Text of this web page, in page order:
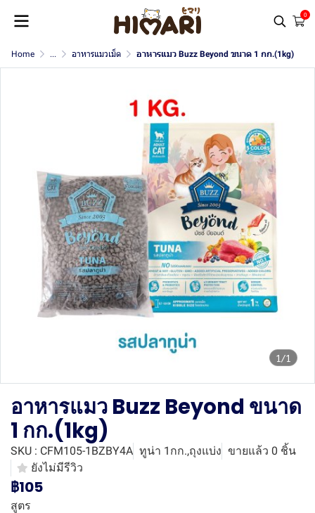
0
Home ... อาหารแมวเม็ด อาหารแมว Buzz Beyond ขนาด 1 กก.(1kg)
1/1
อาหารแมว Buzz Beyond ขนาด
1 กก.(1kg)
SKU : CFM105-1BZBY4A ทูน่า 1กก.,ถุงแบ่ง ขายแล้ว 0 ชิ้น
ยังไม่มีรีวิว
฿105
สูตร